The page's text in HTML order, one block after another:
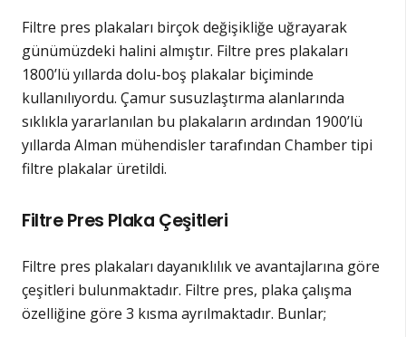
Filtre pres plakaları birçok değişikliğe uğrayarak
günümüzdeki halini almıştır. Filtre pres plakaları
1800’lü yıllarda dolu-boş plakalar biçiminde
kullanılıyordu. Çamur susuzlaştırma alanlarında
sıklıkla yararlanılan bu plakaların ardından 1900’lü
yıllarda Alman mühendisler tarafından Chamber tipi
filtre plakalar üretildi.
Filtre Pres Plaka Çeşitleri
Filtre pres plakaları dayanıklılık ve avantajlarına göre
çeşitleri bulunmaktadır. Filtre pres, plaka çalışma
özelliğine göre 3 kısma ayrılmaktadır. Bunlar;